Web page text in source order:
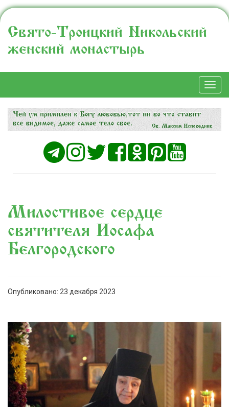
Свято-Троицкий Никольский
женский монастырь
Милостивое сердце
святителя Иосафа
Белгородского
Опубликовано: 23 декабря 2023